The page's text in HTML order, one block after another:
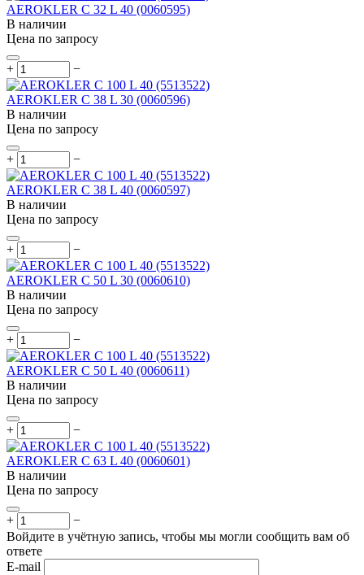
AEROKLER C 32 L 40 (0060595)
В наличии
Цена по запросу
+ −
AEROKLER C 38 L 30 (0060596)
В наличии
Цена по запросу
+ −
AEROKLER C 38 L 40 (0060597)
В наличии
Цена по запросу
+ −
AEROKLER C 50 L 30 (0060610)
В наличии
Цена по запросу
+ −
AEROKLER C 50 L 40 (0060611)
В наличии
Цена по запросу
+ −
AEROKLER C 63 L 40 (0060601)
В наличии
Цена по запросу
+
−
Войдите в учётную запись, чтобы мы могли сообщить вам об
ответе
E-mail